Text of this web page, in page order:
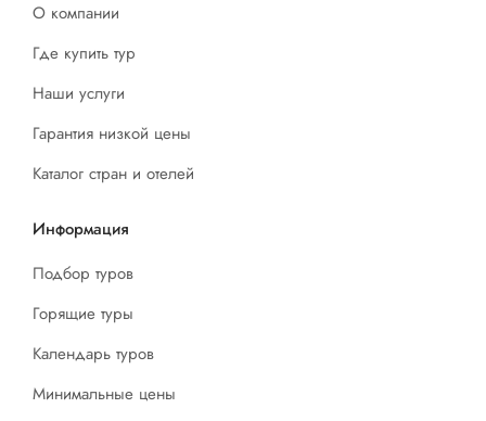
О компании
Где купить тур
Наши услуги
Гарантия низкой цены
Каталог стран и отелей
Информация
Подбор туров
Горящие туры
Календарь туров
Минимальные цены